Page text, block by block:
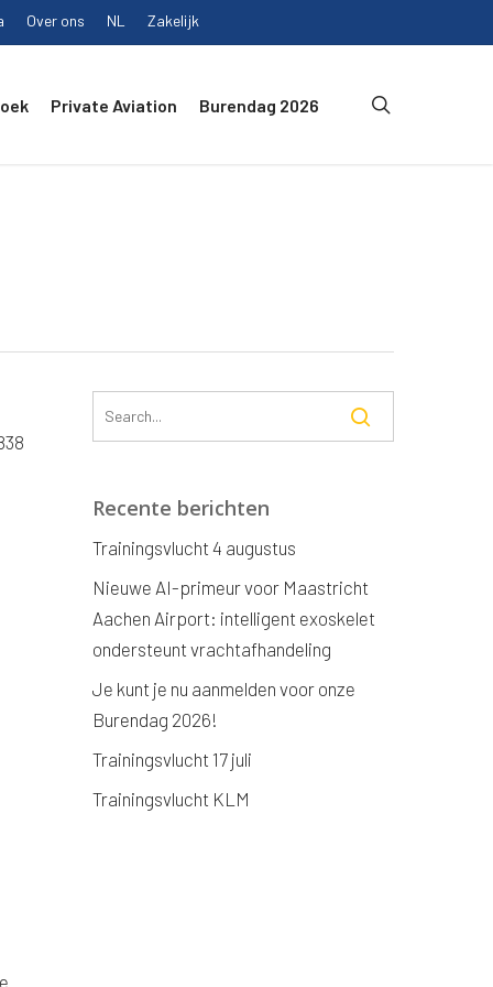
Over ons NL Zakelijk
Private Aviation Burendag 2026
Recente berichten
Trainingsvlucht 4 augustus
Nieuwe AI-primeur voor Maastricht
Aachen Airport: intelligent exoskelet
ondersteunt vrachtafhandeling
Je kunt je nu aanmelden voor onze
Burendag 2026!
Trainingsvlucht 17 juli
Trainingsvlucht KLM